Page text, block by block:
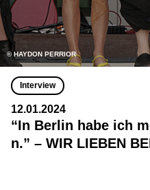
© HAYDON PERRIOR
Interview
12.01.2024
“In Berlin habe ich
n.” – WIR LIEBEN